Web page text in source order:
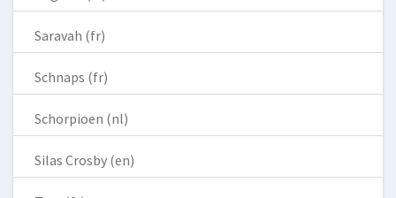
Saravah (fr)
Schnaps (fr)
Schorpioen (nl)
Silas Crosby (en)